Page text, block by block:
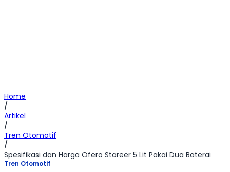
Home
/
Artikel
/
Tren Otomotif
/
Spesifikasi dan Harga Ofero Stareer 5 Lit Pakai Dua Baterai
Tren Otomotif